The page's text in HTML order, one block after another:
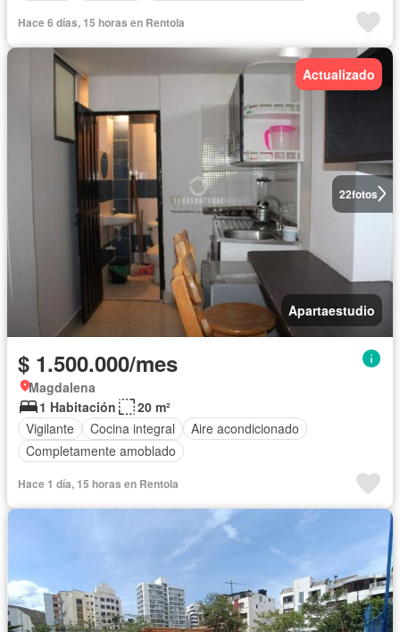
Hace 6 días, 15 horas en Rentola
22fotos
Actualizado
Apartaestudio
$ 1.500.000/mes
Magdalena
1 Habitación
20 m²
Vigilante
Cocina integral
Aire acondicionado
Completamente amoblado
Hace 1 día, 15 horas en Rentola